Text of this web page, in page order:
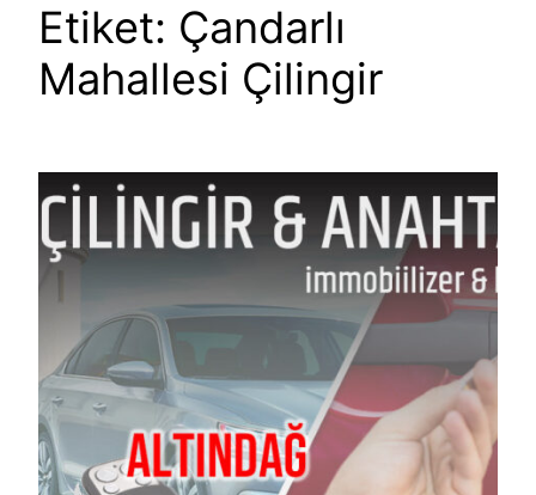
Etiket: Çandarlı
Mahallesi Çilingir